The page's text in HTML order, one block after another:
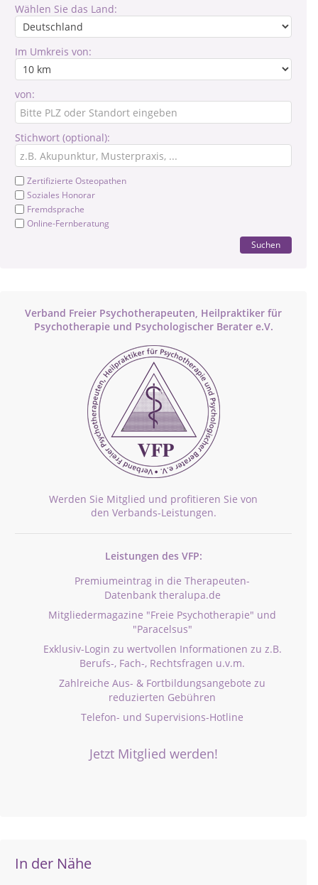
Wählen Sie das Land:
Im Umkreis von:
von:
Stichwort (optional):
Zertifizierte Osteopathen
Soziales Honorar
Fremdsprache
Online-Fernberatung
Suchen
Verband Freier Psychotherapeuten, Heilpraktiker für
Psychotherapie und Psychologischer Berater e.V.
Werden Sie Mitglied und profitieren Sie von
den Verbands-Leistungen.
Leistungen des VFP:
Premiumeintrag in die Therapeuten-
Datenbank theralupa.de
Mitgliedermagazine "Freie Psychotherapie" und
"Paracelsus"
Exklusiv-Login zu wertvollen Informationen zu z.B.
Berufs-, Fach-, Rechtsfragen u.v.m.
Zahlreiche Aus- & Fortbildungsangebote zu
reduzierten Gebühren
Telefon- und Supervisions-Hotline
Jetzt Mitglied werden!
In der Nähe